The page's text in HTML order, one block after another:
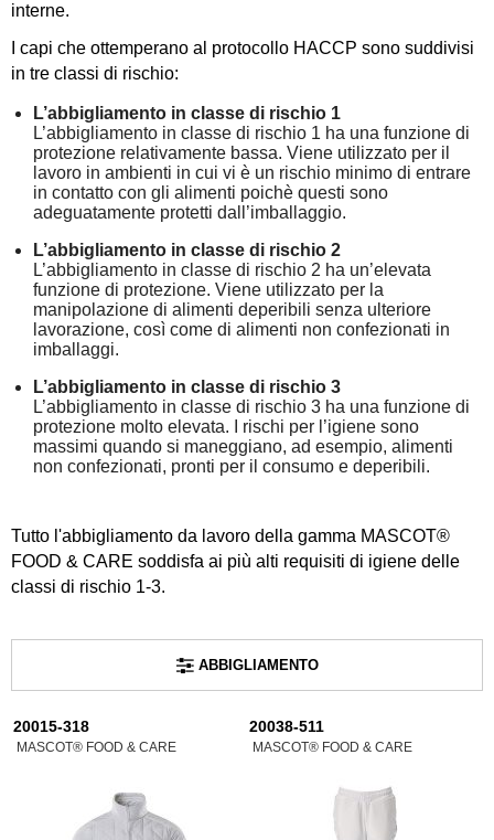
interne.
I capi che ottemperano al protocollo HACCP sono suddivisi
in tre classi di rischio:
L’abbigliamento in classe di rischio 1
L’abbigliamento in classe di rischio 1 ha una funzione di
protezione relativamente bassa. Viene utilizzato per il
lavoro in ambienti in cui vi è un rischio minimo di entrare
in contatto con gli alimenti poichè questi sono
adeguatamente protetti dall’imballaggio.
L’abbigliamento in classe di rischio 2
L’abbigliamento in classe di rischio 2 ha un’elevata
funzione di protezione. Viene utilizzato per la
manipolazione di alimenti deperibili senza ulteriore
lavorazione, così come di alimenti non confezionati in
imballaggi.
L’abbigliamento in classe di rischio 3
L’abbigliamento in classe di rischio 3 ha una funzione di
protezione molto elevata. I rischi per l’igiene sono
massimi quando si maneggiano, ad esempio, alimenti
non confezionati, pronti per il consumo e deperibili.
Tutto l'abbigliamento da lavoro della gamma MASCOT®
FOOD & CARE soddisfa ai più alti requisiti di igiene delle
classi di rischio 1-3.
ABBIGLIAMENTO
20015-318
MASCOT® FOOD & CARE
20038-511
MASCOT® FOOD & CARE